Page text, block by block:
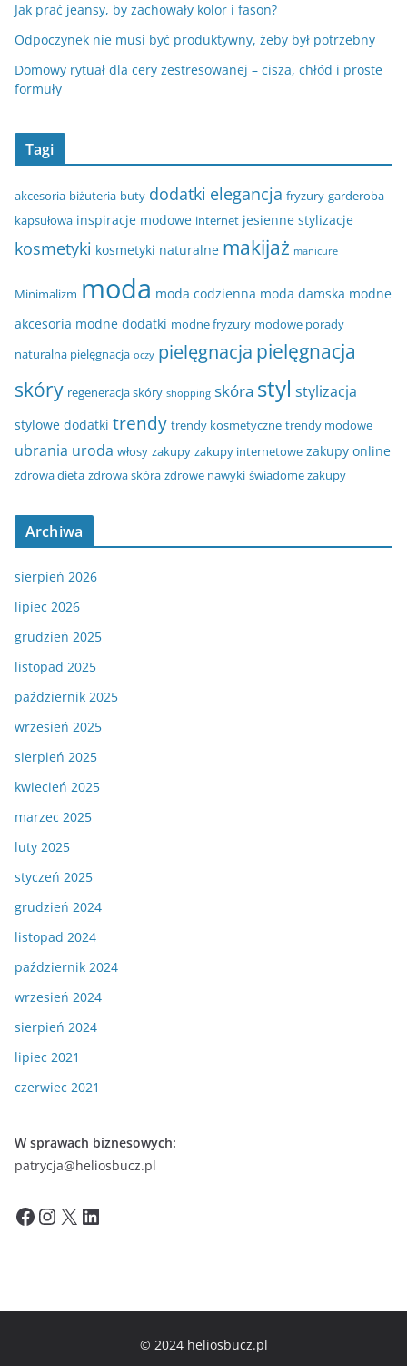
Jak prać jeansy, by zachowały kolor i fason?
Odpoczynek nie musi być produktywny, żeby był potrzebny
Domowy rytuał dla cery zestresowanej – cisza, chłód i proste
formuły
Tagi
akcesoria biżuteria buty dodatki elegancja fryzury garderoba
kapsułowa inspiracje modowe internet jesienne stylizacje
kosmetyki kosmetyki naturalne makijaż manicure
Minimalizm moda moda codzienna moda damska modne
akcesoria modne dodatki modne fryzury modowe porady
naturalna pielęgnacja oczy pielęgnacja pielęgnacja
skóry regeneracja skóry shopping skóra styl stylizacja
stylowe dodatki trendy trendy kosmetyczne trendy modowe
ubrania uroda włosy zakupy zakupy internetowe zakupy online
zdrowa dieta zdrowa skóra zdrowe nawyki świadome zakupy
Archiwa
sierpień 2026
lipiec 2026
grudzień 2025
listopad 2025
październik 2025
wrzesień 2025
sierpień 2025
kwiecień 2025
marzec 2025
luty 2025
styczeń 2025
grudzień 2024
listopad 2024
październik 2024
wrzesień 2024
sierpień 2024
lipiec 2021
czerwiec 2021
W sprawach biznesowych:
patrycja@heliosbucz.pl
Facebook InstagramX LinkedIn
© 2024 heliosbucz.pl